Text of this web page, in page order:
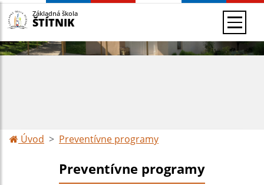
Základná škola
ŠTÍTNIK
Úvod Preventívne programy
Preventívne programy